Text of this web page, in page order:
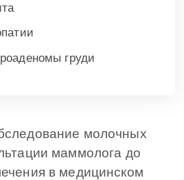
груди
молочных
маммолога до
в медицинском